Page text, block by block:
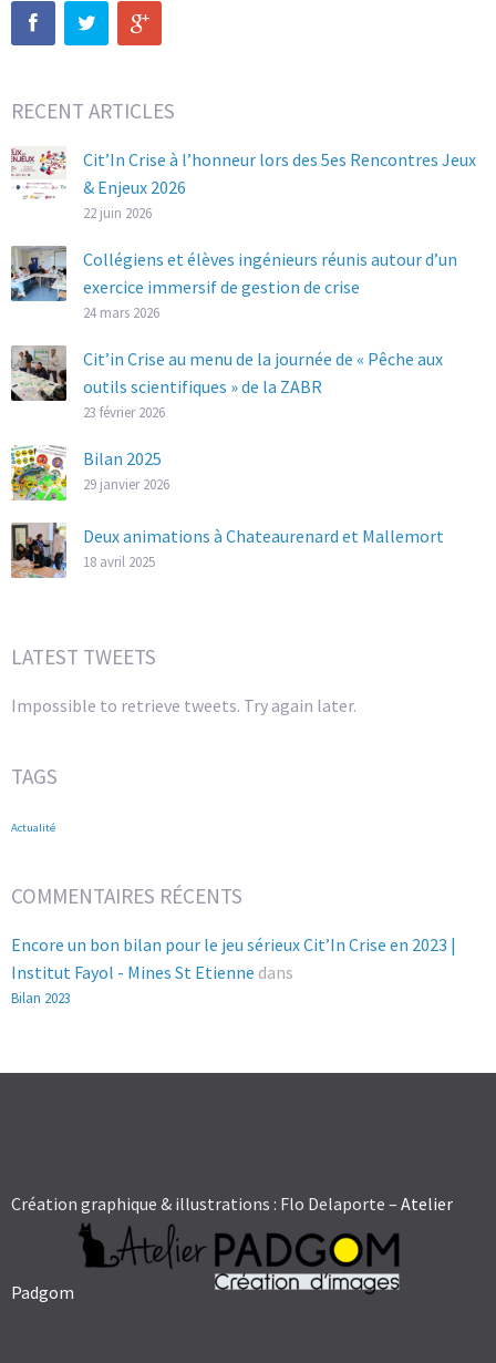
RECENT ARTICLES
Cit’In Crise à l’honneur lors des 5es Rencontres Jeux
& Enjeux 2026
22 juin 2026
Collégiens et élèves ingénieurs réunis autour d’un
exercice immersif de gestion de crise
24 mars 2026
Cit’in Crise au menu de la journée de « Pêche aux
outils scientifiques » de la ZABR
23 février 2026
Bilan 2025
29 janvier 2026
Deux animations à Chateaurenard et Mallemort
18 avril 2025
LATEST TWEETS
Impossible to retrieve tweets. Try again later.
TAGS
Actualité
COMMENTAIRES RÉCENTS
Encore un bon bilan pour le jeu sérieux Cit’In Crise en 2023 |
Institut Fayol - Mines St Etienne dans
Bilan 2023
Création graphique & illustrations : Flo Delaporte – Atelier
Padgom